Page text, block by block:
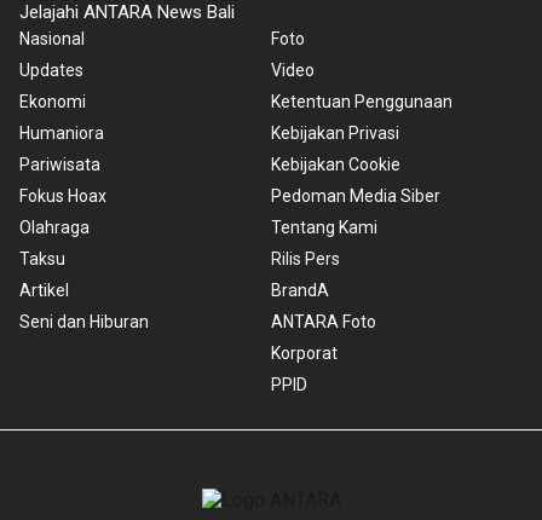
Jelajahi ANTARA News Bali
Nasional
Updates
Ekonomi
Humaniora
Pariwisata
Fokus Hoax
Olahraga
Taksu
Artikel
Seni dan Hiburan
Foto
Video
Ketentuan Penggunaan
Kebijakan Privasi
Kebijakan Cookie
Pedoman Media Siber
Tentang Kami
Rilis Pers
BrandA
ANTARA Foto
Korporat
PPID